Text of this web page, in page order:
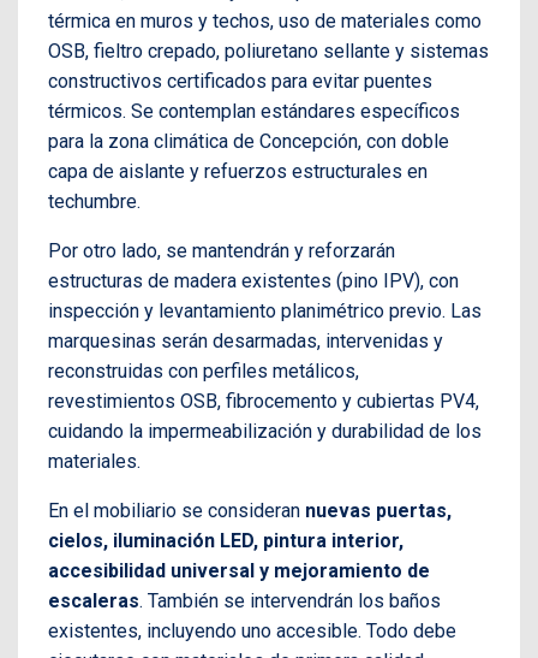
térmica en muros y techos, uso de materiales como
OSB, fieltro crepado, poliuretano sellante y sistemas
constructivos certificados para evitar puentes
térmicos. Se contemplan estándares específicos
para la zona climática de Concepción, con doble
capa de aislante y refuerzos estructurales en
techumbre.
Por otro lado, se mantendrán y reforzarán
estructuras de madera existentes (pino IPV), con
inspección y levantamiento planimétrico previo. Las
marquesinas serán desarmadas, intervenidas y
reconstruidas con perfiles metálicos,
revestimientos OSB, fibrocemento y cubiertas PV4,
cuidando la impermeabilización y durabilidad de los
materiales.
En el mobiliario se consideran nuevas puertas,
cielos, iluminación LED, pintura interior,
accesibilidad universal y mejoramiento de
escaleras. También se intervendrán los baños
existentes, incluyendo uno accesible. Todo debe